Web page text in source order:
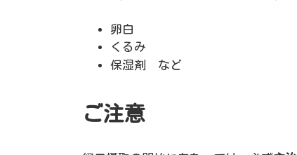
卵白
くるみ
保湿剤 など
ご注意